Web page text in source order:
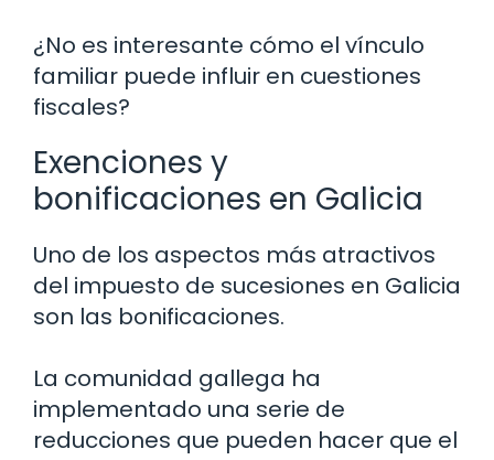
¿No es interesante cómo el vínculo
familiar puede influir en cuestiones
fiscales?
Exenciones y
bonificaciones en Galicia
Uno de los aspectos más atractivos
del impuesto de sucesiones en Galicia
son las bonificaciones.
La comunidad gallega ha
implementado una serie de
reducciones que pueden hacer que el